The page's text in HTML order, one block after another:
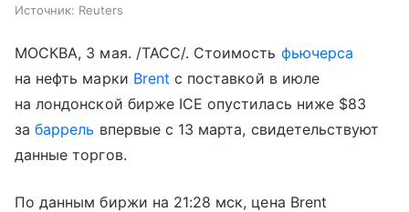
Источник: Reuters
МОСКВА, 3 мая. /ТАСС/. Стоимость фьючерса
на нефть марки Brent с поставкой в июле
на лондонской бирже ICE опустилась ниже $83
забаррель впервые с 13 марта, свидетельствуют
данные торгов.
По данным биржи на 21:28 мск, цена Brent